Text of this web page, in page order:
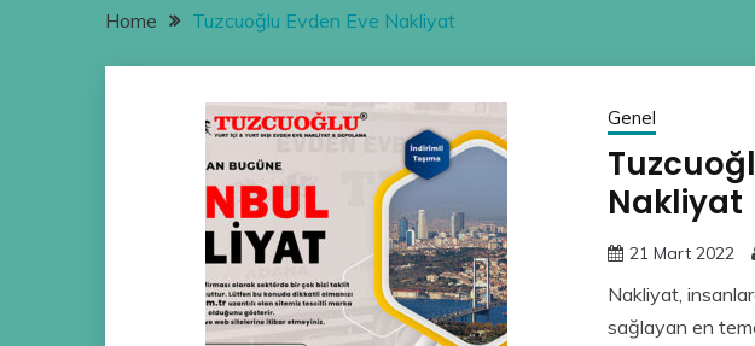
Home Tuzcuoğlu Evden Eve Nakliyat
Genel
Nakliyat
21 Mart 2022
Nakliyat,
sağlayan en